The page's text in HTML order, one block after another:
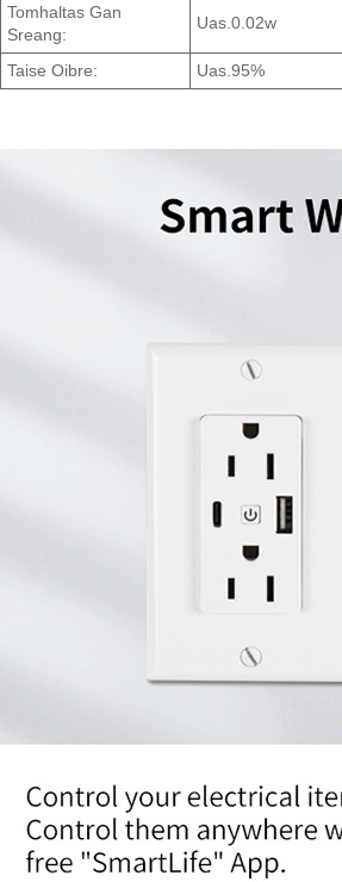
Tomhaltas Gan
Sreang:
Uas.0.02w
Taise Oibre: Uas.95%